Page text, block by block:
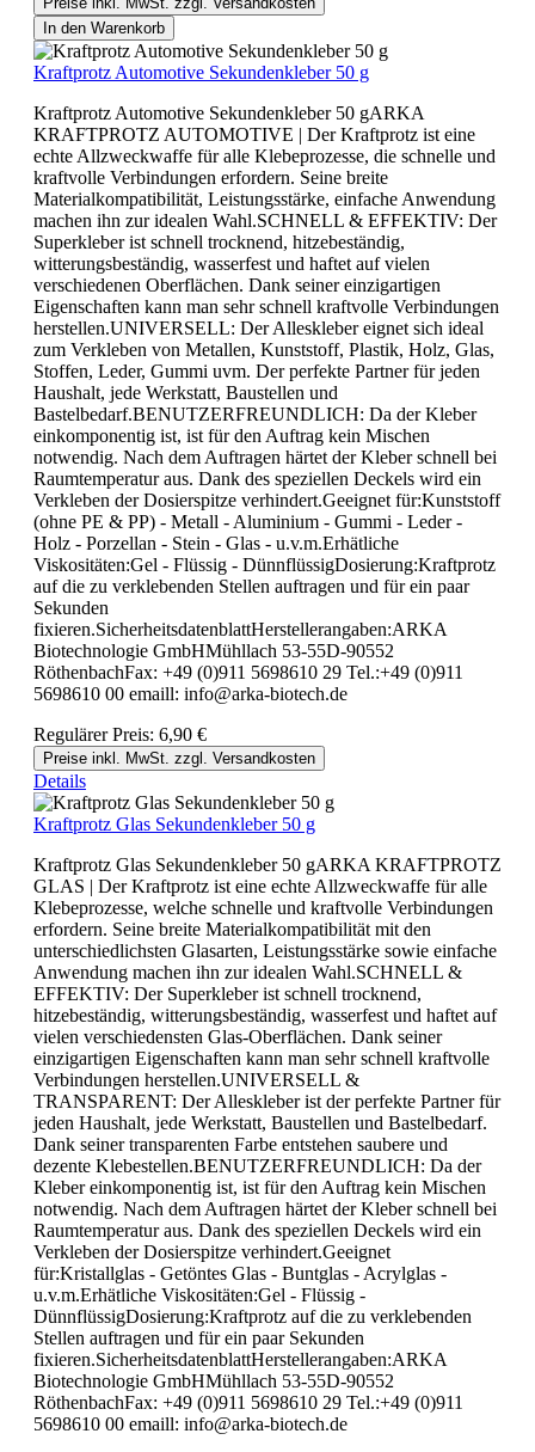
In den Warenkorb
Kraftprotz Automotive Sekundenkleber 50 g
Kraftprotz Automotive Sekundenkleber 50 gARKA
KRAFTPROTZ AUTOMOTIVE | Der Kraftprotz ist eine
echte Allzweckwaffe für alle Klebeprozesse, die schnelle und
kraftvolle Verbindungen erfordern. Seine breite
Materialkompatibilität, Leistungsstärke, einfache Anwendung
machen ihn zur idealen Wahl.SCHNELL & EFFEKTIV: Der
Superkleber ist schnell trocknend, hitzebeständig,
witterungsbeständig, wasserfest und haftet auf vielen
verschiedenen Oberflächen. Dank seiner einzigartigen
Eigenschaften kann man sehr schnell kraftvolle Verbindungen
herstellen.UNIVERSELL: Der Alleskleber eignet sich ideal
zum Verkleben von Metallen, Kunststoff, Plastik, Holz, Glas,
Stoffen, Leder, Gummi uvm. Der perfekte Partner für jeden
Haushalt, jede Werkstatt, Baustellen und
Bastelbedarf.BENUTZERFREUNDLICH: Da der Kleber
einkomponentig ist, ist für den Auftrag kein Mischen
notwendig. Nach dem Auftragen härtet der Kleber schnell bei
Raumtemperatur aus. Dank des speziellen Deckels wird ein
Verkleben der Dosierspitze verhindert.Geeignet für:Kunststoff
(ohne PE & PP) - Metall - Aluminium - Gummi - Leder -
Holz - Porzellan - Stein - Glas - u.v.m.Erhätliche
Viskositäten:Gel - Flüssig - DünnflüssigDosierung:Kraftprotz
auf die zu verklebenden Stellen auftragen und für ein paar
Sekunden
fixieren.SicherheitsdatenblattHerstellerangaben:ARKA
Biotechnologie GmbHMühllach 53-55D-90552
RöthenbachFax: +49 (0)911 5698610 29 Tel.:+49 (0)911
5698610 00 emaill: info@arka-biotech.de
Regulärer Preis: 6,90 €
Preise inkl. MwSt. zzgl. Versandkosten
Details
Kraftprotz Glas Sekundenkleber 50 g
Kraftprotz Glas Sekundenkleber 50 gARKA KRAFTPROTZ
GLAS | Der Kraftprotz ist eine echte Allzweckwaffe für alle
Klebeprozesse, welche schnelle und kraftvolle Verbindungen
erfordern. Seine breite Materialkompatibilität mit den
unterschiedlichsten Glasarten, Leistungsstärke sowie einfache
Anwendung machen ihn zur idealen Wahl.SCHNELL &
EFFEKTIV: Der Superkleber ist schnell trocknend,
hitzebeständig, witterungsbeständig, wasserfest und haftet auf
vielen verschiedensten Glas-Oberflächen. Dank seiner
einzigartigen Eigenschaften kann man sehr schnell kraftvolle
Verbindungen herstellen.UNIVERSELL &
TRANSPARENT: Der Alleskleber ist der perfekte Partner für
jeden Haushalt, jede Werkstatt, Baustellen und Bastelbedarf.
Dank seiner transparenten Farbe entstehen saubere und
dezente Klebestellen.BENUTZERFREUNDLICH: Da der
Kleber einkomponentig ist, ist für den Auftrag kein Mischen
notwendig. Nach dem Auftragen härtet der Kleber schnell bei
Raumtemperatur aus. Dank des speziellen Deckels wird ein
Verkleben der Dosierspitze verhindert.Geeignet
für:Kristallglas - Getöntes Glas - Buntglas - Acrylglas -
u.v.m.Erhätliche Viskositäten:Gel - Flüssig -
DünnflüssigDosierung:Kraftprotz auf die zu verklebenden
Stellen auftragen und für ein paar Sekunden
fixieren.SicherheitsdatenblattHerstellerangaben:ARKA
Biotechnologie GmbHMühllach 53-55D-90552
RöthenbachFax: +49 (0)911 5698610 29 Tel.:+49 (0)911
5698610 00 emaill: info@arka-biotech.de